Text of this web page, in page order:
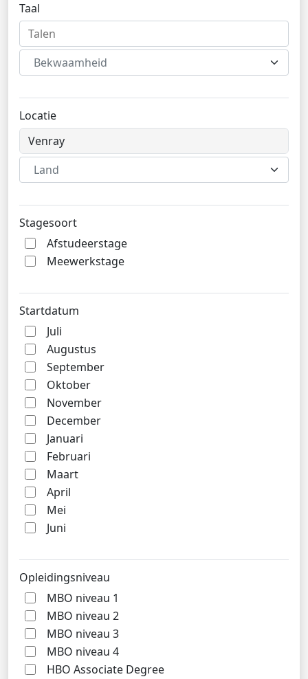
Taal
Bekwaamheid
Locatie
Land
Stagesoort
Afstudeerstage
Meewerkstage
Startdatum
Juli
Augustus
September
Oktober
November
December
Januari
Februari
Maart
April
Mei
Juni
Opleidingsniveau
MBO niveau 1
MBO niveau 2
MBO niveau 3
MBO niveau 4
HBO Associate Degree